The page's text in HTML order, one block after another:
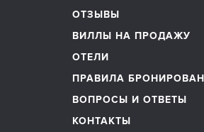
ОТЗЫВЫ
ВИЛЛЫ НА ПРОДАЖУ
ОТЕЛИ
ПРАВИЛА
ВОПРОСЫ И ОТВЕТЫ
КОНТАКТЫ